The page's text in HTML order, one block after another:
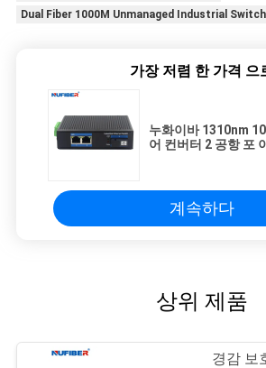
Dual Fiber 1000M Unmanaged Industrial Switch
가장 저렴 한 가격 으
누화이바 1310nm
어 컨버터 2 공항 포
계속하다
상위 제품
경감 보